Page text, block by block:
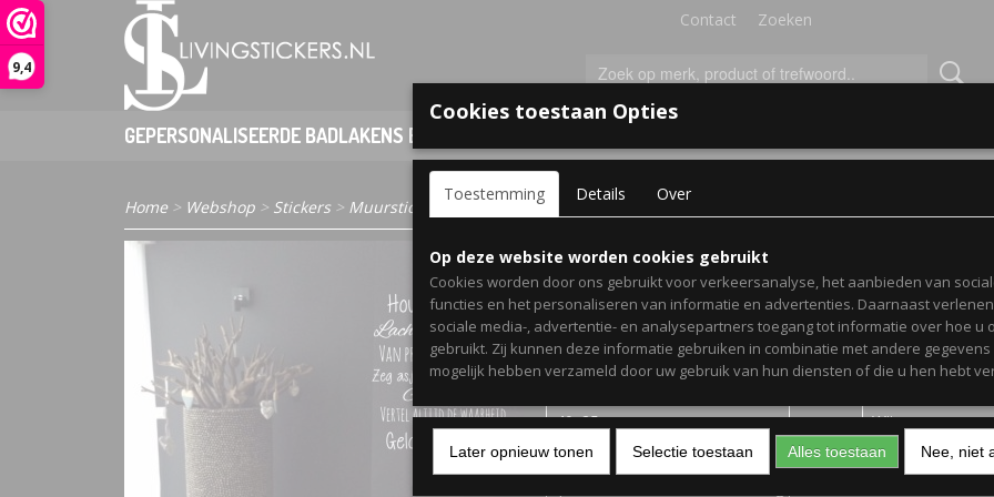
9,4
Contact Zoeken
GEPERSONALISEERDE BADLAKENS EN PONCHO'S VOOR KINDEREN
Home> Webshop > Stickers > Muurstickers Woonkamer> Muursticker Hou van elkaar
Muursticker Hou van
€ 10,00 (inclusief btw 21%)
Levertijd 1-3 werkdagen
Aantal
Cookies toestaan Opties
Toestemming Details Over
Op deze website worden cookies gebruikt
Cookies worden door ons gebruikt voor verkeersanalyse, het aanbieden van
functies en het personaliseren van informatie en advertenties. Daarnaast
sociale media-, advertentie- en analysepartners toegang tot informatie over hoe u
gebruikt. Zij kunnen deze informatie gebruiken in combinatie met andere gegevens
mogelijk hebben verzameld door uw gebruik van hun diensten of die u hen hebt
Later opnieuw tonen Selectie toestaan Alles toestaan Nee, niet